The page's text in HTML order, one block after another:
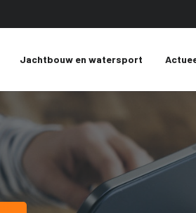
Jachtbouw en watersport